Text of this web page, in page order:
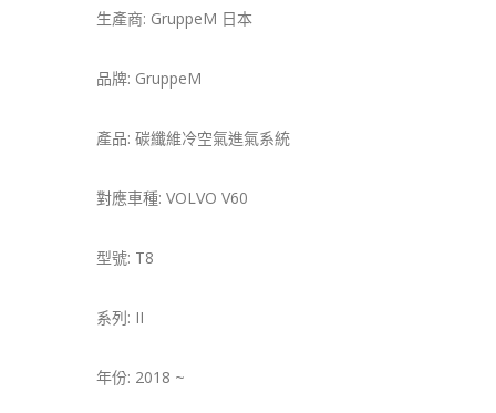
生產商: GruppeM 日本
品牌: GruppeM
產品: 碳纖維冷空氣進氣系統
對應車種: VOLVO V60
型號: T8
系列: II
年份: 2018 ~